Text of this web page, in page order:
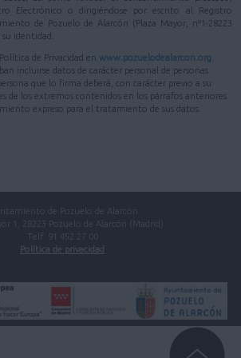
Electrónico o dirigiéndose por escrito al Registro
de Pozuelo de Alarcón (Plaza Mayor, nº1-28223
identidad.
de Privacidad en www.pozuelodealarcon.org
incluirse datos de carácter personal de personas
que lo firma deberá, con carácter previo a su
de los extremos contenidos en los párrafos anteriores
expreso para el tratamiento de sus datos.
de Pozuelo de Alarcón.
1, 28223 Pozuelo de Alarcón (Madrid)
Telf. 91 452 27 00
Política de privacidad